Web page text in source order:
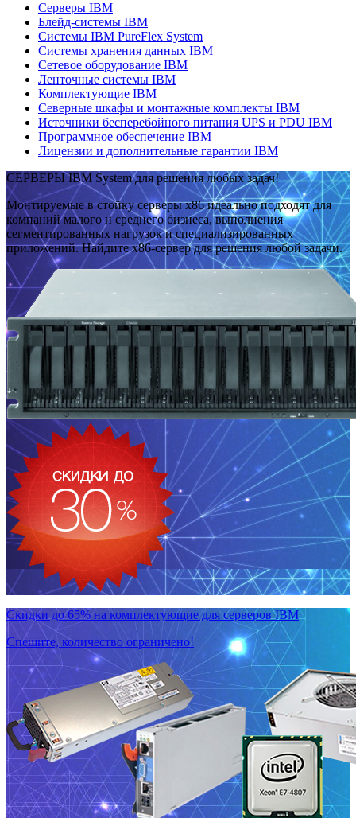
Серверы IBM
Блейд-системы IBM
Системы IBM PureFlex System
Системы хранения данных IBM
Сетевое оборудование IBM
Ленточные системы IBM
Комплектующие IBM
Северные шкафы и монтажные комплекты IBM
Источники бесперебойного питания UPS и PDU IBM
Программное обеспечение IBM
Лицензии и дополнительные гарантии IBM
СЕРВЕРЫ IBM System для решения любых задач!
Монтируемые в стойку серверы x86 идеально подходят для
компаний малого и среднего бизнеса, выполнения
сегментированных нагрузок и специализированных
приложений. Найдите x86-сервер для решения любой задачи.
Скидки до 65% на комплектующие для серверов IBM
Спешите, количество ограничено!